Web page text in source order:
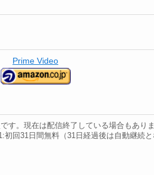
Prime Video
す。現在は配信終了している場合もあり
初回31日間無料（31日経過後は自動継続